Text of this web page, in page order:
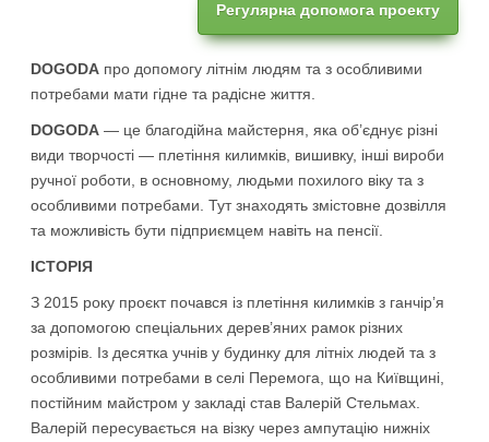
Регулярна допомога проекту
DOGODA про допомогу літнім людям та з особливими
потребами мати гідне та радісне життя.
DOGODA — це благодійна майстерня, яка об’єднує різні
види творчості — плетіння килимків, вишивку, інші вироби
ручної роботи, в основному, людьми похилого віку та з
особливими потребами. Тут знаходять змістовне дозвілля
та можливість бути підприємцем навіть на пенсії.
ІСТОРІЯ
З 2015 року проєкт почався із плетіння килимків з ганчір’я
за допомогою спеціальних дерев’яних рамок різних
розмірів. Із десятка учнів у будинку для літніх людей та з
особливими потребами в селі Перемога, що на Київщині,
постійним майстром у закладі став Валерій Стельмах.
Валерій пересувається на візку через ампутацію нижніх